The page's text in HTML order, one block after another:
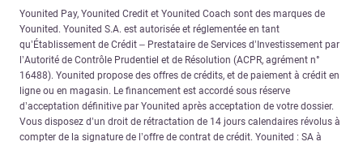
Younited Pay, Younited Credit et Younited Coach sont des marques de
Younited. Younited S.A. est autorisée et réglementée en tant
qu’Établissement de Crédit – Prestataire de Services d’Investissement par
l’Autorité de Contrôle Prudentiel et de Résolution (ACPR, agrément n°
16488). Younited propose des offres de crédits, et de paiement à crédit en
ligne ou en magasin. Le financement est accordé sous réserve
d’acceptation définitive par Younited après acceptation de votre dossier.
Vous disposez d’un droit de rétractation de 14 jours calendaires révolus à
compter de la signature de l’offre de contrat de crédit. Younited : SA à